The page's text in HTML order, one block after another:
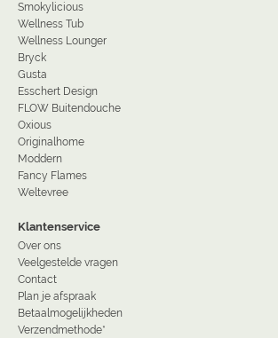
Smokylicious
Wellness Tub
Wellness Lounger
Bryck
Gusta
Esschert Design
FLOW Buitendouche
Oxious
Originalhome
Moddern
Fancy Flames
Weltevree
Klantenservice
Over ons
Veelgestelde vragen
Contact
Plan je afspraak
Betaalmogelijkheden
Verzendmethode*